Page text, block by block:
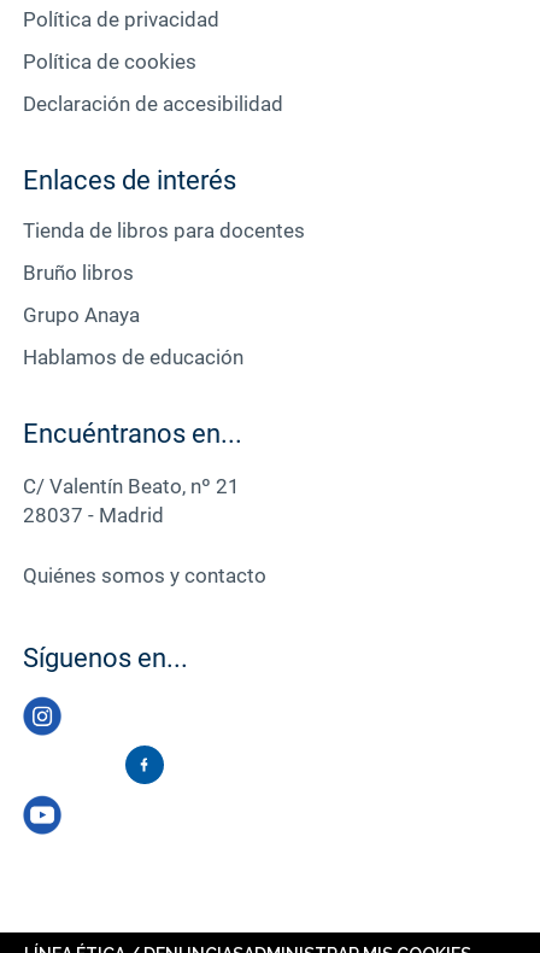
Política de privacidad
Política de cookies
Declaración de accesibilidad
Enlaces de interés
Tienda de libros para docentes
Bruño libros
Grupo Anaya
Hablamos de educación
Encuéntranos en...
C/ Valentín Beato, nº 21
28037 - Madrid
Quiénes somos y contacto
Síguenos en...